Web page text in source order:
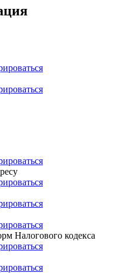
Налогового кодекса